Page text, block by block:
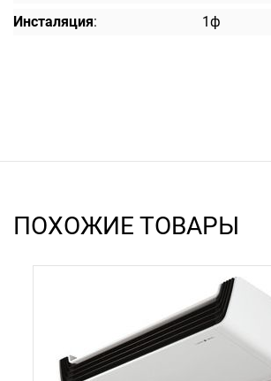
Инсталяция: 1ф
ПОХОЖИЕ ТОВАРЫ